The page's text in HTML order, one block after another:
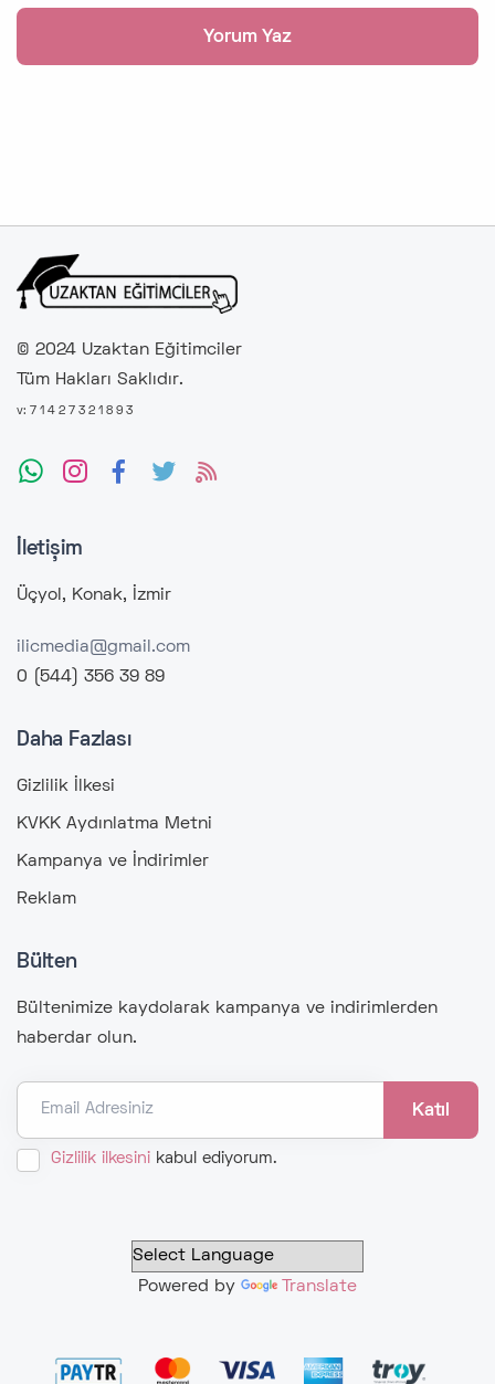
© 2024 Uzaktan Eğitimciler
Tüm Hakları Saklıdır.
v: 7 1 4 2 7 3 2 1 8 9 3
İletişim
Üçyol, Konak, İzmir
ilicmedia@gmail.com
0 (544) 356 39 89
Daha Fazlası
Gizlilik İlkesi
KVKK Aydınlatma Metni
Kampanya ve İndirimler
Reklam
Bülten
Bültenimize kaydolarak kampanya ve indirimlerden
haberdar olun.
Email Adresiniz
Gizlilik ilkesini kabul ediyorum.
Powered by Translate